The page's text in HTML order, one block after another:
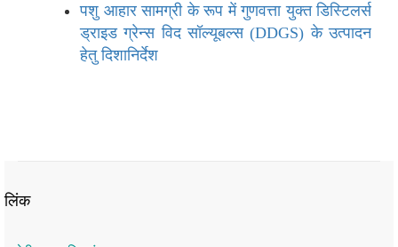
पशु आहार सामग्री के रूप में गुणवत्ता युक्त डिस्टिलर्स
ड्राइड ग्रेन्स विद सॉल्यूबल्स (DDGS) के उत्पादन
हेतु दिशानिर्देश
लिंक